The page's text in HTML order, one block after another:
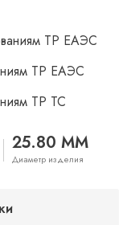
ТР ЕАЭС
ТР ЕАЭС
ТР ТС
25.80 ММ
Диаметр изделия